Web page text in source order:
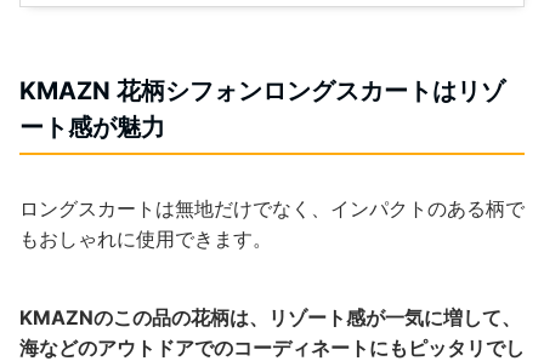
KMAZN 花柄シフォンロングスカートはリゾ
ート感が魅力
ロングスカートは無地だけでなく、インパクトのある柄で
もおしゃれに使用できます。
KMAZNのこの品の花柄は、リゾート感が一気に増して、
海などのアウトドアでのコーディネートにもピッタリでし